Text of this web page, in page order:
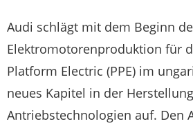
Audi schlägt mit dem Beginn
Elektromotorenproduktion für
Platform Electric (PPE) im
neues Kapitel in der
Antriebstechnologien auf. Den